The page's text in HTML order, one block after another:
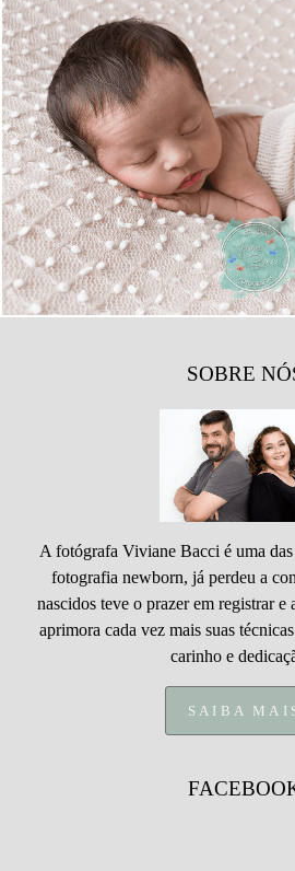
1892
SOBRE
A fotógrafa Viviane Bacci é uma das
fotografia newborn, já perdeu a
nascidos teve o prazer em registrar e
aprimora cada vez mais suas
carinho e
SAIBA